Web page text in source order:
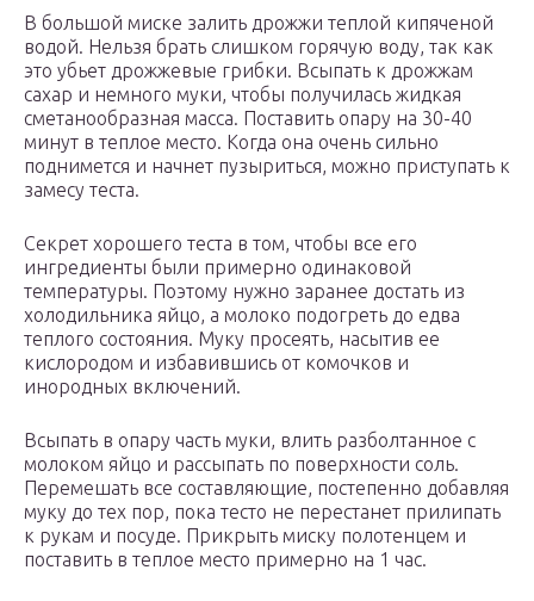
В большой миске залить дрожжи теплой кипяченой
водой. Нельзя брать слишком горячую воду, так как
это убьет дрожжевые грибки. Всыпать к дрожжам
сахар и немного муки, чтобы получилась жидкая
сметанообразная масса. Поставить опару на 30-40
минут в теплое место. Когда она очень сильно
поднимется и начнет пузыриться, можно приступать к
замесу теста.
Секрет хорошего теста в том, чтобы все его
ингредиенты были примерно одинаковой
температуры. Поэтому нужно заранее достать из
холодильника яйцо, а молоко подогреть до едва
теплого состояния. Муку просеять, насытив ее
кислородом и избавившись от комочков и
инородных включений.
Всыпать в опару часть муки, влить разболтанное с
молоком яйцо и рассыпать по поверхности соль.
Перемешать все составляющие, постепенно добавляя
муку до тех пор, пока тесто не перестанет прилипать
к рукам и посуде. Прикрыть миску полотенцем и
поставить в теплое место примерно на 1 час.